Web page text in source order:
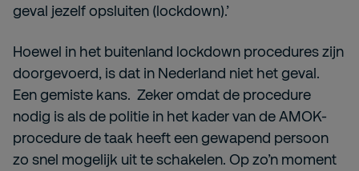
geval jezelf opsluiten (lockdown).’
Hoewel in het buitenland lockdown procedures zijn
doorgevoerd, is dat in Nederland niet het geval.
Een gemiste kans. Zeker omdat de procedure
nodig is als de politie in het kader van de AMOK-
procedure de taak heeft een gewapend persoon
zo snel mogelijk uit te schakelen. Op zo’n moment